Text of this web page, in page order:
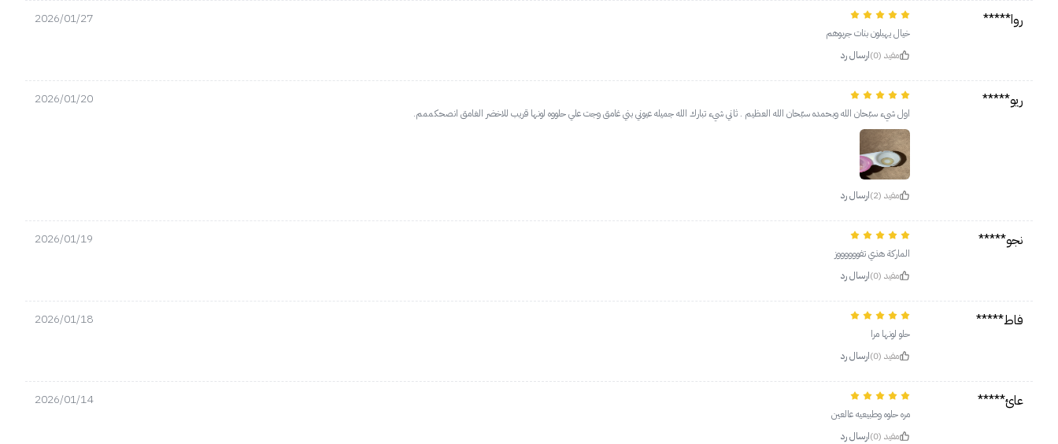
روا***** 2026/01/27
خيال يهبلون بنات جربوهم
مفيد (0)
ارسال رد
ريو***** 2026/01/20
اول شيء سبّحان الله وبحمده سبّحان الله العظيم . ثاني شيء تبارك الله جميله عيوني بني غامق وجت علي حلووه لونها قريب للاخضر الغامق انصحكممم.
مفيد (2) ارسال رد
نجو***** 2026/01/19
الماركة هذي تفووووووز
مفيد (0)
ارسال رد
فاط***** 2026/01/18
حلو لونها مرا
مفيد (0)
ارسال رد
عائ***** 2026/01/14
مره حلوه وطبيعيه عالعين
مفيد (0)
ارسال رد